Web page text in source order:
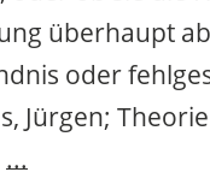
überhaupt
oder
Jürgen;
...